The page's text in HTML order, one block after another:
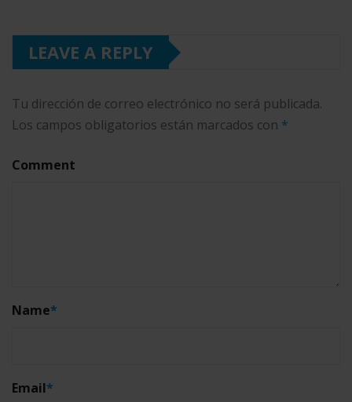
LEAVE A REPLY
Tu dirección de correo electrónico no será publicada.
Los campos obligatorios están marcados con *
Comment
Name*
Email*